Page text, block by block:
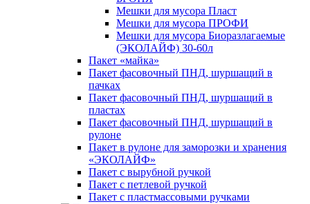
Мешки для мусора Пласт
Мешки для мусора ПРОФИ
Мешки для мусора Биоразлагаемые
(ЭКОЛАЙФ) 30-60л
Пакет «майка»
Пакет фасовочный ПНД, шуршащий в
пачках
Пакет фасовочный ПНД, шуршащий в
пластах
Пакет фасовочный ПНД, шуршащий в
рулоне
Пакет в рулоне для заморозки и хранения
«ЭКОЛАЙФ»
Пакет с вырубной ручкой
Пакет с петлевой ручкой
Пакет с пластмассовыми ручками